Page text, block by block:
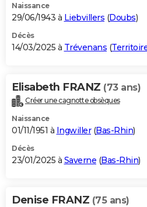
Naissance
29/06/1943 à Liebvillers (Doubs)
Décès
14/03/2025 à Trévenans (
Elisabeth FRANZ (73 ans)
Créer une cagnotte obsèques
Naissance
01/11/1951 à Ingwiller(Bas-Rhin)
Décès
23/01/2025 à Saverne (Bas-Rhin)
Denise FRANZ (75 ans)